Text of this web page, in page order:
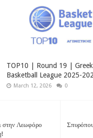
TOP10 | Round 19 | Greek
Basketball League 2025-
March 12, 2026 0
στην Λεωφόρο